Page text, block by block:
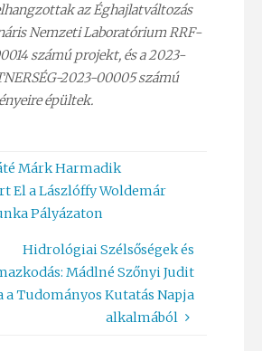
az Éghajlatváltozás
Nemzeti Laboratórium RRF-
számú projekt, és a 2023-
2023-00005 számú
épültek.
Márk Harmadik
El a Lászlóffy Woldemár
Pályázaton
Hidrológiai Szélsőségek és
Mádlné Szőnyi Judit
a Tudományos Kutatás Napja
alkalmából